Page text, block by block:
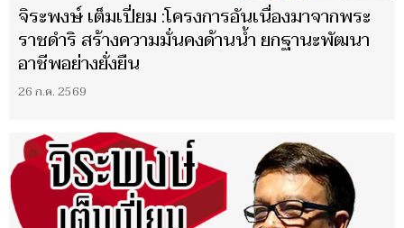
จิระพงษ์ เต็มเปี่ยม :โครงการอันเนื่องมาจากพระ
ราชดำริ สร้างความมั่นคงด้านน้ำ ยกฐานะพัฒนา
อาชีพอย่างยั่งยืน
26 ก.ค. 2569